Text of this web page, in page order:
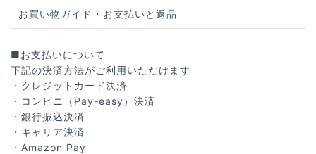
お買い物ガイド・お支払いと返品
■お支払いについて
下記の決済方法がご利用いただけます
・クレジットカード決済
・コンビニ（Pay-easy）決済
・銀行振込決済
・キャリア決済
・Amazon Pay